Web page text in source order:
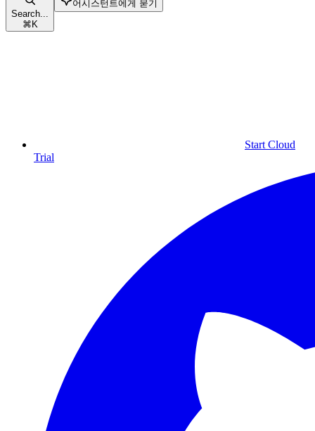
Search...
⌘ K
어시스턴트에게 묻기
Start Cloud
Trial